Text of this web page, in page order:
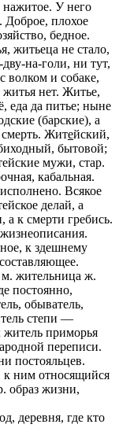
У него
Доброе, плохое
бедное.
житьеца не стало,
на-голи, ни тут,
волком и собаке,
нет. Житье,
еда да питье; ныне
(барские), а
Житейский,
бытовой;
мужи, стар.
кабальная.
Всякое
делай, а
а к смерти гребись.
к здешнему
м. жительница ж.
постоянно,
обыватель,
степи —
приморья
переписи.
постояльцев.
к ним относящийся
образ жизни,
деревня, где кто